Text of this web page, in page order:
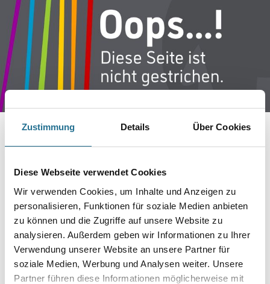
Zustimmung Details Über Cookies
Diese Webseite verwendet Cookies
Wir verwenden Cookies, um Inhalte und Anzeigen zu
personalisieren, Funktionen für soziale Medien anbieten
zu können und die Zugriffe auf unsere Website zu
analysieren. Außerdem geben wir Informationen zu Ihrer
Verwendung unserer Website an unsere Partner für
soziale Medien, Werbung und Analysen weiter. Unsere
Partner führen diese Informationen möglicherweise mit
IST AUFGETRETEN
Keine Sorge, wir pinseln schon an der Lösung und
werden das Problem so schnell wie möglich beheben.
Erkunden Sie in der Zwischenzeit unseren Online-Shop
und lassen Sie sich inspirieren.
ZURÜCK ZUM ONLINE-SHOP